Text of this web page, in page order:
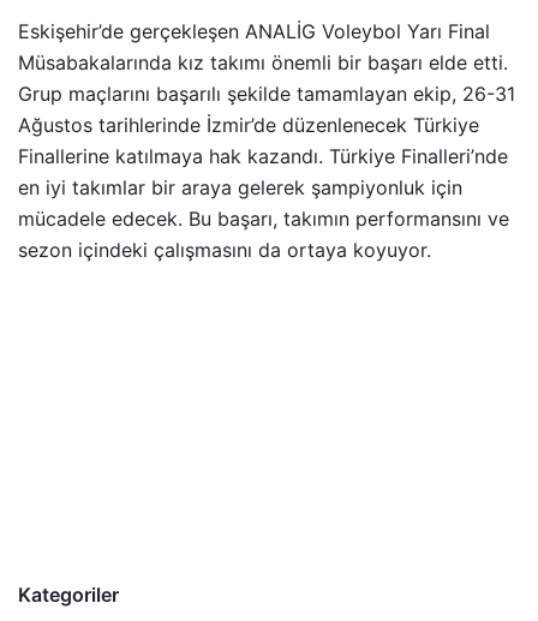
Eskişehir’de gerçekleşen ANALİG Voleybol Yarı Final
Müsabakalarında kız takımı önemli bir başarı elde etti.
Grup maçlarını başarılı şekilde tamamlayan ekip, 26-31
Ağustos tarihlerinde İzmir’de düzenlenecek Türkiye
Finallerine katılmaya hak kazandı. Türkiye Finalleri’nde
en iyi takımlar bir araya gelerek şampiyonluk için
mücadele edecek. Bu başarı, takımın performansını ve
sezon içindeki çalışmasını da ortaya koyuyor.
Kategoriler